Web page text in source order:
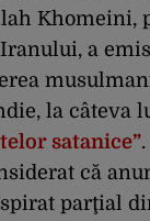
Khomeini,
a
la câteva
satanice”
că
parţial